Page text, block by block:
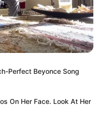
Perfect Beyonce Song
On Her Face. Look At Her